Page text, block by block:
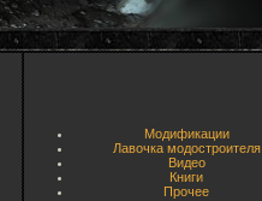
Модификации
Лавочка модостроителя
Видео
Книги
Прочее